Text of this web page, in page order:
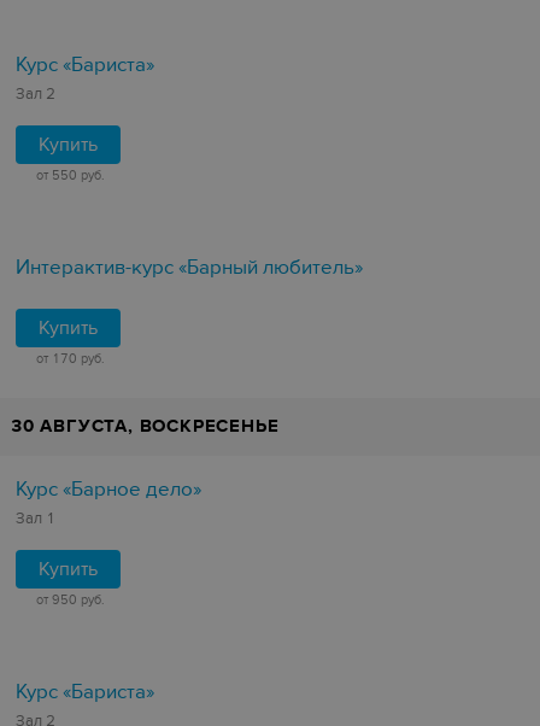
Курс «Бариста»
Зал 2
Купить
от 550 руб.
Интерактив-курс «Барный любитель»
Купить
от 170 руб.
30 АВГУСТА, ВОСКРЕСЕНЬЕ
Курс «Барное дело»
Зал 1
Купить
от 950 руб.
Курс «Бариста»
Зал 2